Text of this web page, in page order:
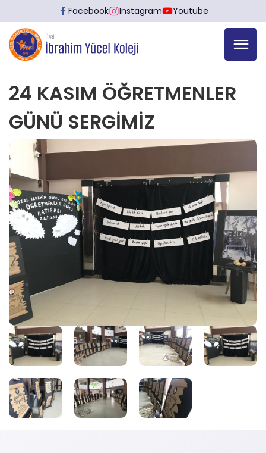
Facebook Instagram Youtube
24 KASIM ÖĞRETMENLER
GÜNÜ SERGİMİZ